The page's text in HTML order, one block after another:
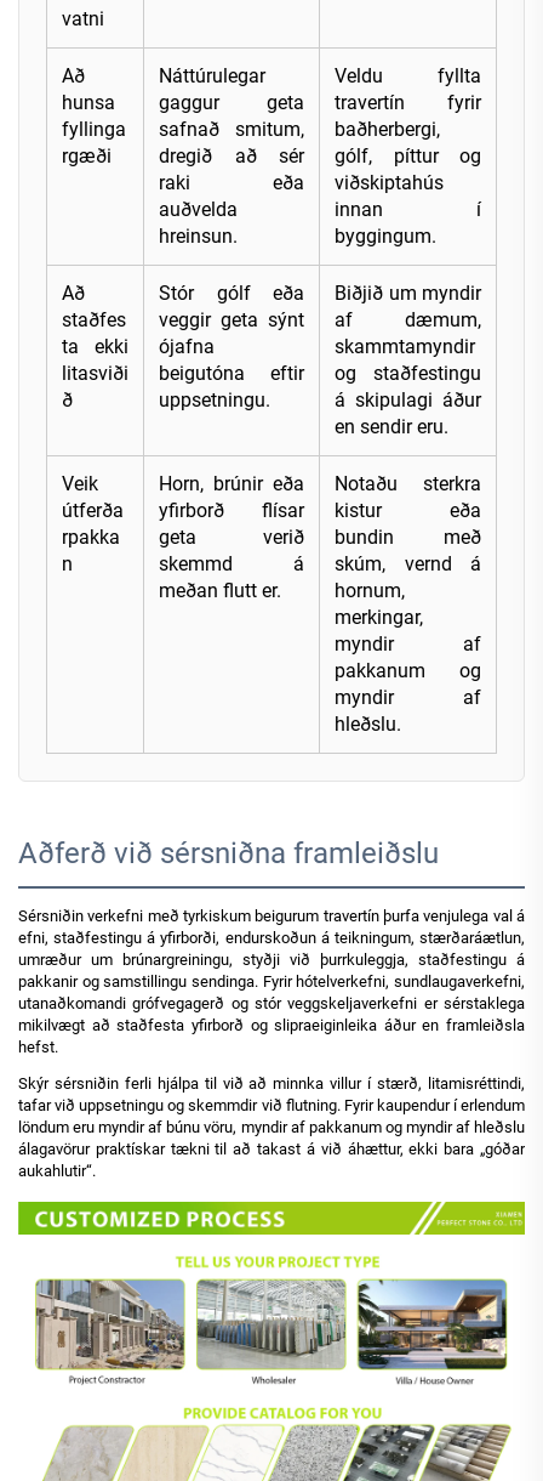
vatni
Að
hunsa
fyllinga
rgæði
Náttúrulegar
gaggur geta
safnað smitum,
dregið að sér
raki eða
auðvelda
hreinsun.
Veldu fyllta
travertín fyrir
baðherbergi,
gólf, píttur og
viðskiptahús
innan í
byggingum.
Að
staðfes
ta ekki
litasviði
ð
Stór gólf eða
veggir geta sýnt
ójafna
beigutóna eftir
uppsetningu.
Biðjið um myndir
af dæmum,
skammtamyndir
og staðfestingu
á skipulagi áður
en sendir eru.
Veik
útferða
rpakka
n
Horn, brúnir eða
yfirborð flísar
geta verið
skemmd á
meðan flutt er.
Notaðu sterkra
kistur eða
bundin með
skúm, vernd á
hornum,
merkingar,
myndir af
pakkanum og
myndir af
hleðslu.
Aðferð við sérsniðna framleiðslu
Sérsniðin verkefni með tyrkiskum beigurum travertín þurfa venjulega val á
efni, staðfestingu á yfirborði, endurskoðun á teikningum, stærðaráætlun,
umræður um brúnargreiningu, styðji við þurrkuleggja, staðfestingu á
pakkanir og samstillingu sendinga. Fyrir hótelverkefni, sundlaugaverkefni,
utanaðkomandi grófvegagerð og stór veggskeljaverkefni er sérstaklega
mikilvægt að staðfesta yfirborð og slipraeiginleika áður en framleiðsla
hefst.
Skýr sérsniðin ferli hjálpa til við að minnka villur í stærð, litamisréttindi,
tafar við uppsetningu og skemmdir við flutning. Fyrir kaupendur í erlendum
löndum eru myndir af búnu vöru, myndir af pakkanum og myndir af hleðslu
álagavörur praktískar tækni til að takast á við áhættur, ekki bara „góðar
aukahlutir“.